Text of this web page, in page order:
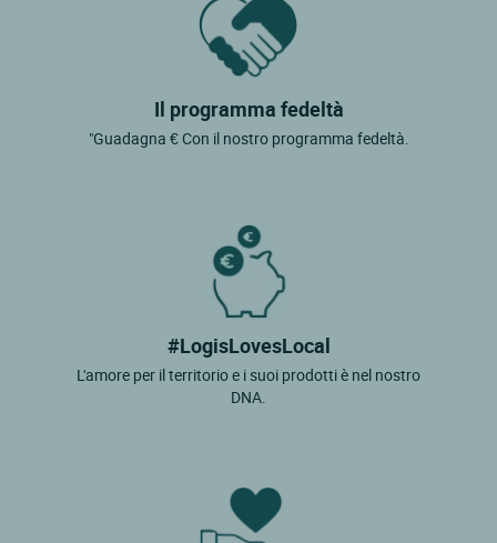
Il programma fedeltà
"Guadagna € Con il nostro programma fedeltà.
#LogisLovesLocal
L'amore per il territorio e i suoi prodotti è nel nostro
DNA.